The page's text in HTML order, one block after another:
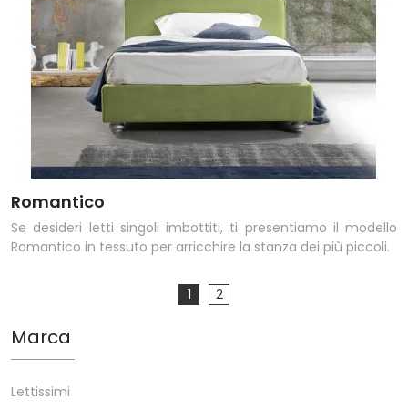
Romantico
Se desideri letti singoli imbottiti, ti presentiamo il modello
Romantico in tessuto per arricchire la stanza dei più piccoli.
1 2
Marca
Lettissimi